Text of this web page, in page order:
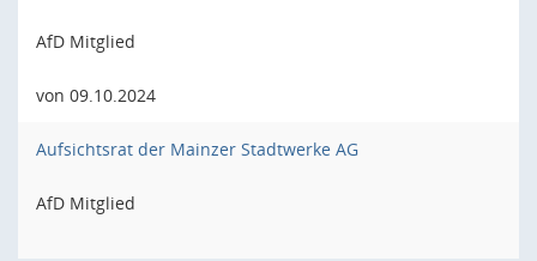
AfD Mitglied
von 09.10.2024
Aufsichtsrat der Mainzer Stadtwerke AG
AfD Mitglied